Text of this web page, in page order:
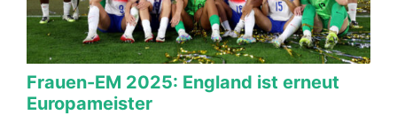
Frauen-EM 2025: England ist erneut
Europameister